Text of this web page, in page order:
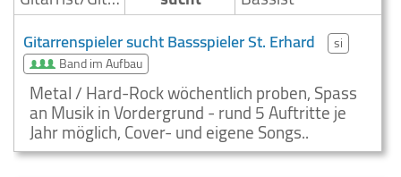
Gitarrenspieler sucht Bassspieler St. Erhard
si
Band im Aufbau
Metal / Hard-Rock wöchentlich proben, Spass
an Musik in Vordergrund - rund 5 Auftritte je
Jahr möglich, Cover- und eigene Songs..